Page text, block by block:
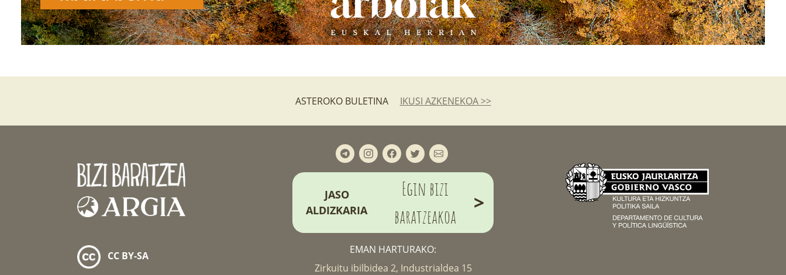
ASTEROKO BULETINA IKUSI AZKENEKOA >>
CC BY-SA
JASO
ALDIZKARIA
Egin bizi
baratzeakoa
>
EMAN HARTURAKO:
Zirkuitu ibilbidea 2, Industrialdea 15